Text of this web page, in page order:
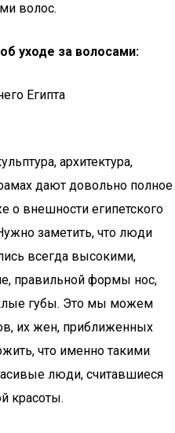
волос.
уходе за волосами:
Египта
архитектура,
дают довольно полное
о внешности египетского
заметить, что люди
всегда высокими,
правильной формы нос,
губы. Это мы можем
их жен, приближенных
что именно такими
люди, считавшиеся
красоты.